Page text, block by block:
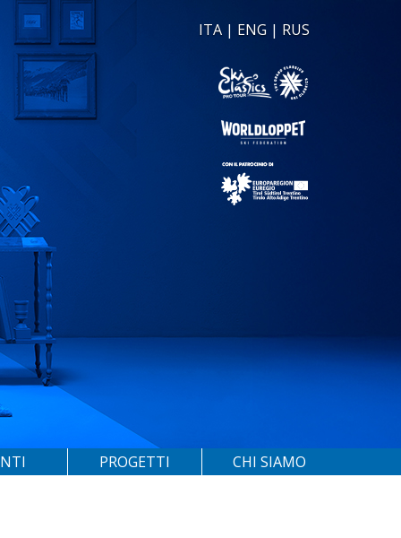
ITA | ENG | RUS
PROGETTI CHI SIAMO